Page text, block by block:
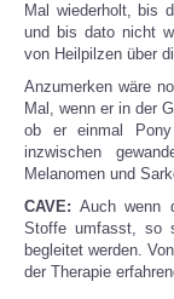
Mal wiederholt, bis
und bis dato nicht
von Heilpilzen über
Anzumerken wäre
Mal, wenn er in der
ob er einmal
inzwischen
Melanomen und
CAVE: Auch wenn
Stoffe umfasst, so
begleitet werden.
der Therapie